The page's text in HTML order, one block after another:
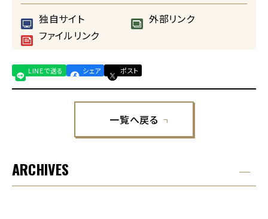
独自サイト
外部リンク
ファイルリンク
LINEで送る シェア ポスト
一覧へ戻る
ARCHIVES